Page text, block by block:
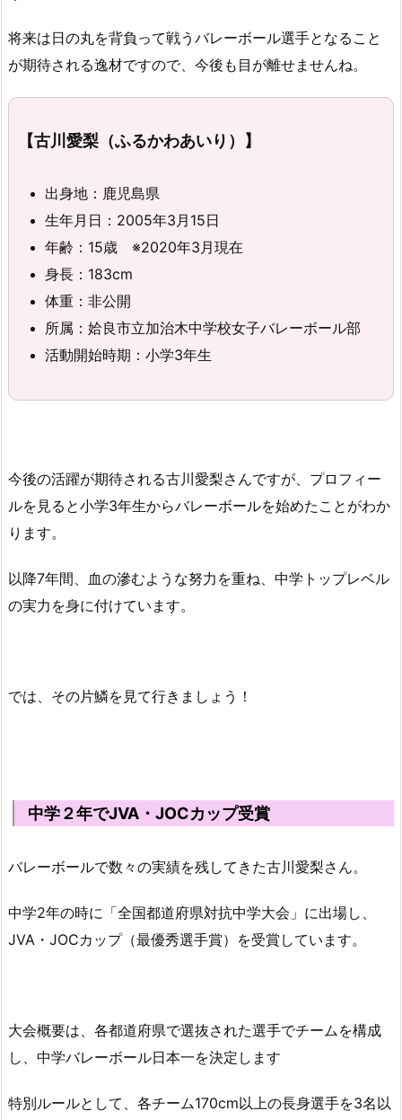
将来は日の丸を背負って戦うバレーボール選手となること
が期待される逸材ですので、今後も目が離せませんね。
【古川愛梨（ふるかわあいり）】
出身地：鹿児島県
生年月日：2005年3月15日
年齢：15歳 ※2020年3月現在
身長：183cm
体重：非公開
所属：姶良市立加治木中学校女子バレーボール部
活動開始時期：小学3年生
今後の活躍が期待される古川愛梨さんですが、プロフィー
ルを見ると小学3年生からバレーボールを始めたことがわか
ります。
以降7年間、血の滲むような努力を重ね、中学トップレベル
の実力を身に付けています。
では、その片鱗を見て行きましょう！
中学２年でJVA・JOCカップ受賞
バレーボールで数々の実績を残してきた古川愛梨さん。
中学2年の時に「全国都道府県対抗中学大会」に出場し、
JVA・JOCカップ（最優秀選手賞）を受賞しています。
大会概要は、各都道府県で選抜された選手でチームを構成
し、中学バレーボール日本一を決定します
特別ルールとして、各チーム170cm以上の長身選手を3名以